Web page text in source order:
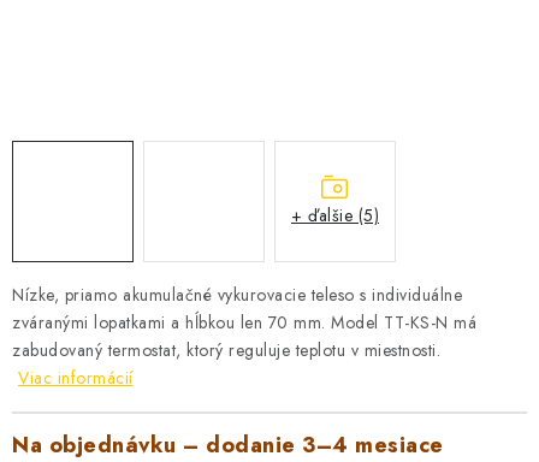
REFERENCIE
KONTAKTY
Obchodné podmienky
Zásady ochrany osobných údajov
Nízke, priamo akumulačné vykurovacie teleso s individuálne
zváranými lopatkami a hĺbkou len 70 mm. Model TT-KS-N má
zabudovaný termostat, ktorý reguluje teplotu v miestnosti.
Viac informácií
Na objednávku – dodanie 3–4 mesiace
+ ďalšie (5)